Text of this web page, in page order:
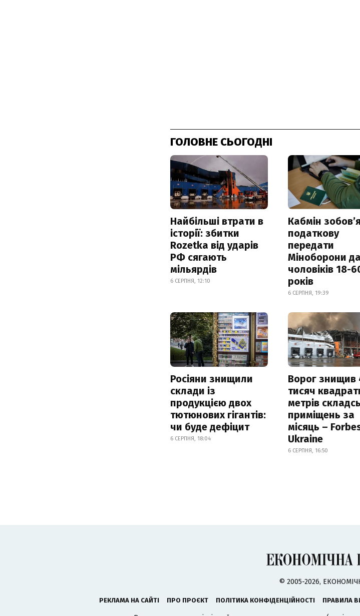
ГОЛОВНЕ СЬОГОДНІ
Найбільші втрати в
історії: збитки
Rozetka від ударів
РФ сягають
мільярдів
6 СЕРПНЯ, 12:10
Кабмін
податкову
передати
Міноборони
чоловіків 18-
років
6 СЕРПНЯ, 19:39
Росіяни знищили
склади із
продукцією двох
тютюнових гігантів:
чи буде дефіцит
6 СЕРПНЯ, 18:04
Ворог знищив
тисяч
метрів
приміщень за
місяць –
Ukraine
6 СЕРПНЯ, 16:50
© 2005-2026,
РЕКЛАМА НА САЙТІ ПРО ПРОЄКТ ПОЛІТИКА КОНФІДЕНЦІЙНОСТІ ПРАВИЛА